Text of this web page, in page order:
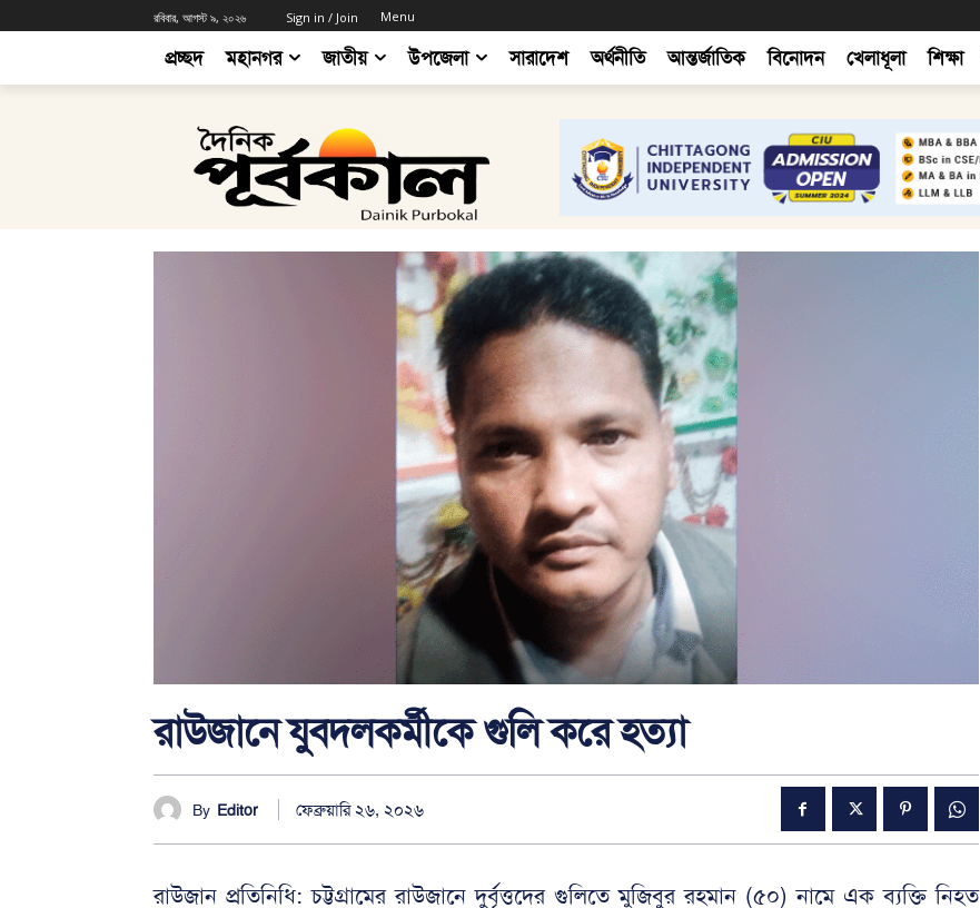
রবিবার, আগস্ট ৯, ২০২৬ Sign in / Join Menu
প্রচ্ছদ মহানগর জাতীয় উপজেলা সারাদেশ অর্থনীতি আন্তর্জাতিক বিনোদন খেলাধূলা শিক্ষা
রাউজানে যুবদলকর্মীকে গুলি করে হত্যা
By Editor ফেব্রুয়ারি ২৬, ২০২৬
রাউজান প্রতিনিধি: চট্টগ্রামের রাউজানে দুর্বৃত্তদের গুলিতে মুজিবুর রহমান (৫০) নামে এক ব্যক্তি নিহত